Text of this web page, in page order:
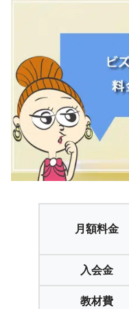
月額料金
入会金
教材費